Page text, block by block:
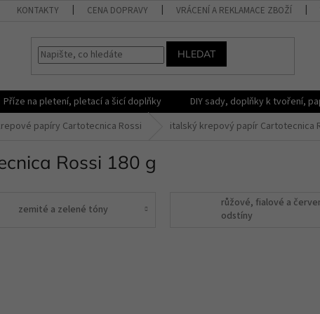
KONTAKTY CENA DOPRAVY VRÁCENÍ A REKLAMACE ZBOŽÍ
HLEDAT
Příze na pletení, pletací a šicí doplňky DIY sady, doplňky k tvoření,
papíry Cartotecnica Rossi italský krepový papír Cartotecnica
Rossi 180 g
zemité a zelené tóny
růžové, fialové a
odstíny